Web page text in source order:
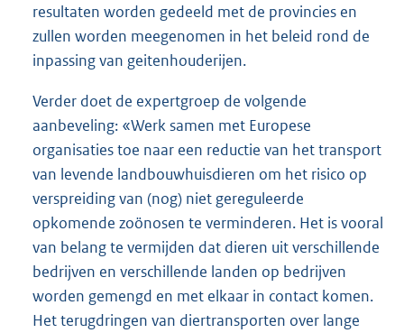
resultaten worden gedeeld met de provincies en
zullen worden meegenomen in het beleid rond de
inpassing van geitenhouderijen.
Verder doet de expertgroep de volgende
aanbeveling: «Werk samen met Europese
organisaties toe naar een reductie van het transport
van levende landbouwhuisdieren om het risico op
verspreiding van (nog) niet gereguleerde
opkomende zoönosen te verminderen. Het is vooral
van belang te vermijden dat dieren uit verschillende
bedrijven en verschillende landen op bedrijven
worden gemengd en met elkaar in contact komen.
Het terugdringen van diertransporten over lange